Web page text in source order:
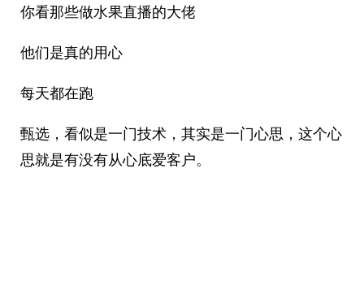
你看那些做水果直播的大佬
他们是真的用心
每天都在跑
甄选，看似是一门技术，其实是一门心思，这个心
思就是有没有从心底爱客户。